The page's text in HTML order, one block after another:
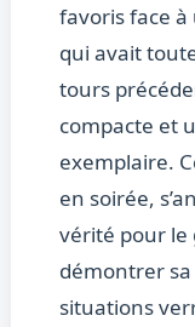
favoris face
qui avait
tours
compacte et
exemplaire.
en soirée,
vérité pour le
démontrer
situations